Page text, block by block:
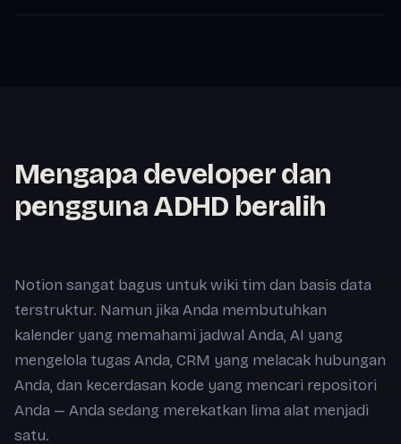
Mengapa developer dan
pengguna ADHD beralih
Notion sangat bagus untuk wiki tim dan basis data
terstruktur. Namun jika Anda membutuhkan
kalender yang memahami jadwal Anda, AI yang
mengelola tugas Anda, CRM yang melacak hubungan
Anda, dan kecerdasan kode yang mencari repositori
Anda — Anda sedang merekatkan lima alat menjadi
satu.